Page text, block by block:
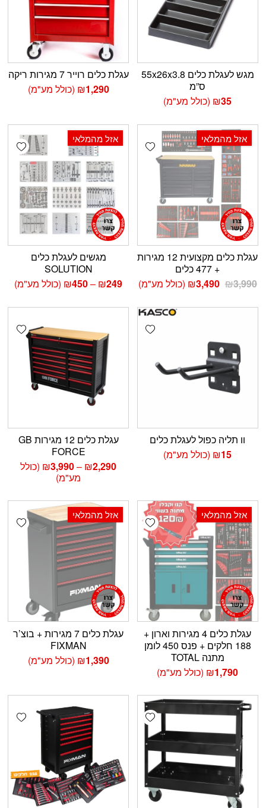
מגש לעגלת כלים 55x26x3.8
ס”מ
₪35 (כולל מע"מ)
עגלת כלים רוייר 7 מגירות ריקה
₪1,290 (כולל מע"מ)
Add wishlist ‫13% הנחה
אזל מהמלאי
עגלת כלים מקצועית 12 מגירות
+ 477 כלים
₪3,990
המחיר
היה:
₪3,490
המחיר
הוא:
₪3,490.
(כולל מע"מ)
אזל מהמלאי
מגשים לעגלת כלים
SOLUTION
₪249
–
₪450 טווח
⁦₪249⁩
⁦₪450⁩
(כולל מע"מ)
Add wishlist
וו תליה כפול לעגלת כלים
₪15 (כולל מע"מ)
עגלת כלים 12 מגירות GB
FORCE
₪2,290
–
₪3,990 טווח
עד
⁦₪3,990⁩
(כולל
מע"מ)
Add wishlist אזל מהמלאי
עגלת כלים 4 מגירות וארון +
188 חלקים + פנס 450 לומן
מתנה TOTAL
₪1,790 (כולל מע"מ)
אזל מהמלאי
עגלת כלים 7 מגירות + בוצ’ר
FIXMAN
₪1,390 (כולל מע"מ)
Add wishlist